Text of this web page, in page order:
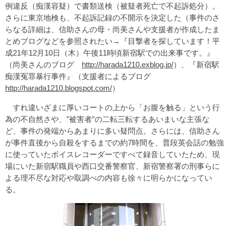
例違反（痴漢容疑）で書類送検（被疑者死亡で不起訴処分）。
さらに東京地検も、不起訴記録の不開示を決定した（事件のさ
らなる詳細は、信助さんの母・尚美さんや支援者が作成したま
とめブログなどを参照されたい→『目撃者を探しています！平
成21年12月10日（木）午後11時頃新宿駅での出来事です。』
（尚美さんのブログ http://harada1210.exblog.jp/）、『新宿駅
痴漢冤罪暴行事件』（支援者によるブログ
http://harada1210.blogspot.com/）
すれ違いざまに厚いコートの上から「お腹を触る」という行
為の不自然さや、”被害者”の二転三転するあいまいな主張な
ど、事件の発端からあまりに多い疑問点。さらには、信助さん
が事件直後から自殺をするまでの約7時間を、普段英会話の勉強
に使っていたボイスレコーダーですべて録音していたため、現
場にいた新宿駅職員や西口交番警察官、新宿警察署の刑事らに
よる理不尽な対応や取調べの内容も徐々に明らかになってい
る。